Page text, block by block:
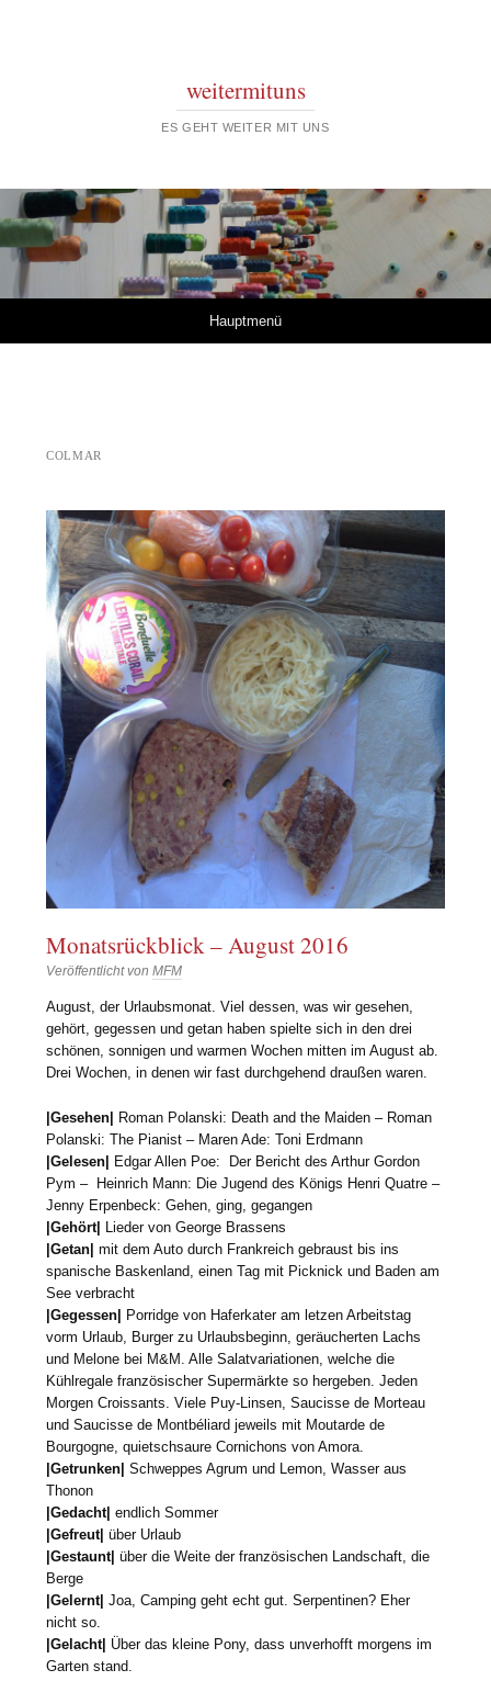
weitermituns
ES GEHT WEITER MIT UNS
Hauptmenü
COLMAR
Monatsrückblick – August 2016
Veröffentlicht vonMFM
August, der Urlaubsmonat. Viel dessen, was wir gesehen,
gehört, gegessen und getan haben spielte sich in den drei
schönen, sonnigen und warmen Wochen mitten im August ab.
Drei Wochen, in denen wir fast durchgehend draußen waren.
|Gesehen|
Roman Polanski: Death and the Maiden – Roman
Polanski: The Pianist – Maren Ade: Toni Erdmann
|Gelesen|
Edgar Allen Poe: Der Bericht des Arthur Gordon
Pym – Heinrich Mann: Die Jugend des Königs Henri Quatre –
Jenny Erpenbeck: Gehen, ging, gegangen
|Gehört| Lieder von George Brassens
|Getan|mit dem Auto durch Frankreich gebraust bis ins
spanische Baskenland, einen Tag mit Picknick und Baden am
See verbracht
|Gegessen|
Porridge von Haferkater am letzen Arbeitstag
vorm Urlaub, Burger zu Urlaubsbeginn, geräucherten Lachs
und Melone bei M&M. Alle Salatvariationen, welche die
Kühlregale französischer Supermärkte so hergeben. Jeden
Morgen Croissants. Viele Puy-Linsen, Saucisse de Morteau
und Saucisse de Montbéliard jeweils mit Moutarde de
Bourgogne, quietschsaure Cornichons von Amora.
|Getrunken|Schweppes Agrum und Lemon, Wasser aus
Thonon
|Gedacht|endlich Sommer
|Gefreut|über Urlaub
|Gestaunt|über die Weite der französischen Landschaft, die
Berge
|Gelernt|Joa, Camping geht echt gut. Serpentinen? Eher
nicht so.
|Gelacht| Über das kleine Pony, dass unverhofft morgens im
Garten stand.